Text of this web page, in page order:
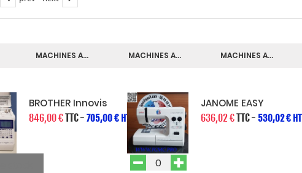
MACHINES A... MACHINES A... MACHINES A...
BROTHER Innovis
846,00 €TTC- 705,00 € HT
JANOME EASY
636,02 €TTC- 530,02 € HT